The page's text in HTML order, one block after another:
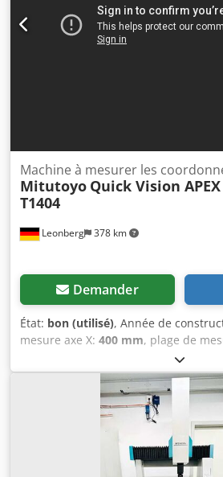
Leonberg 378 km
Machine à mesurer les
Mitutoyo Quick Vision
T1404
Demander
État: bon (utilisé), Année de
mesure axe X: 400 mm, plage de
250 mm
40 kg, hauteur totale:1 778 mm,
longueur totale:1 407 mm, poids
immédiatement. Livraison (à
délai maximal de 7 jours après
générales de la machine : Chsdjw
machine : Quick Vision APEX QV-